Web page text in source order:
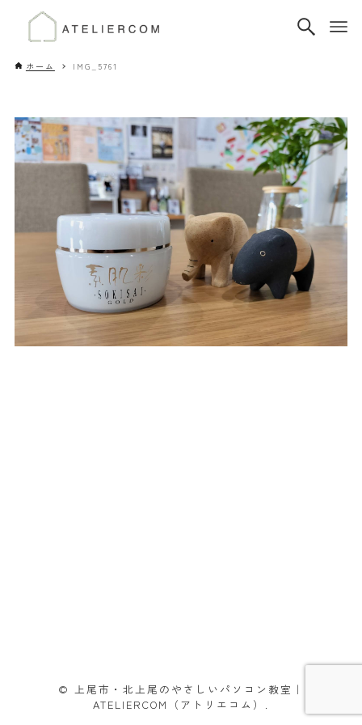
ホーム IMG_5761
© 上尾市・北上尾のやさしいパソコン教室｜
ATELIERCOM（アトリエコム）.